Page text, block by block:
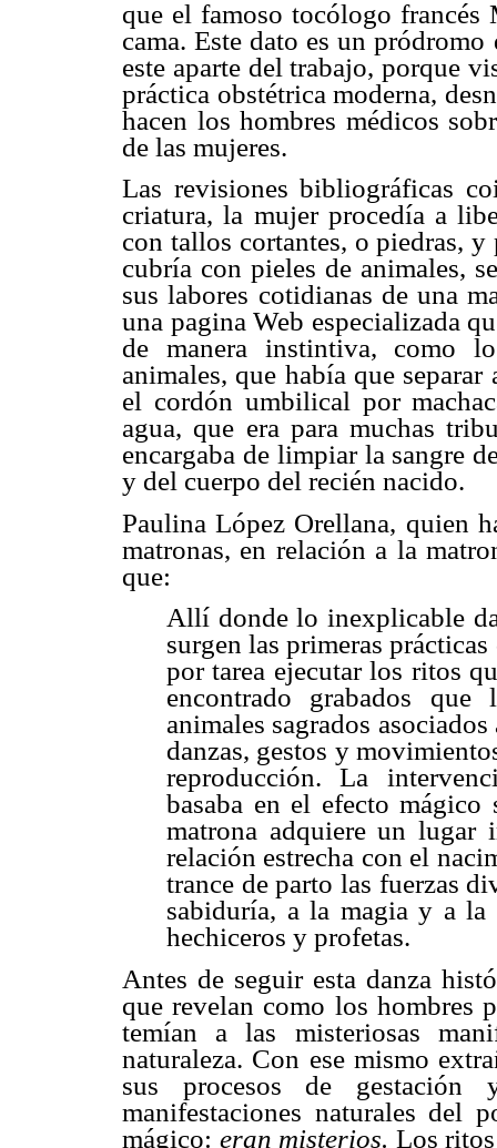
que el famoso tocólogo
cama. Este dato es un
este aparte del trabajo, porque
práctica obstétrica moderna,
hacen los hombres médicos
de las mujeres.
Las revisiones bibliográficas
criatura, la mujer procedía a
con tallos cortantes, o piedras,
cubría con pieles de animales,
sus labores cotidianas de una
una pagina Web especializada
de manera instintiva, como
animales, que había que
el cordón umbilical por
agua, que era para muchas
encargaba de limpiar la sangre
y del cuerpo del recién nacido.
Paulina López Orellana, quien
matronas, en relación a la
que:
Allí donde lo inexplicable
surgen las primeras
por tarea ejecutar los ritos
encontrado grabados que
animales sagrados
danzas, gestos y
reproducción. La
basaba en el efecto
matrona adquiere un lugar
relación estrecha con el
trance de parto las fuerzas
sabiduría, a la magia y a la
hechiceros y profetas.
Antes de seguir esta danza
que revelan como los hombres
temían a las misteriosas
naturaleza. Con ese mismo
sus procesos de gestación
manifestaciones naturales del
mágico: eran misterios. Los